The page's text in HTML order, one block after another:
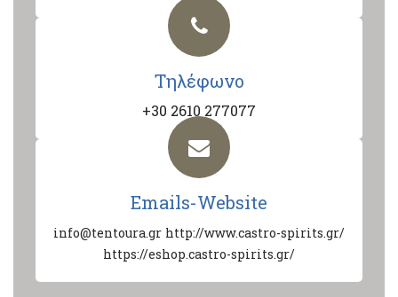
Τηλέφωνο
+30 2610 277077
Emails-Website
info@tentoura.gr http://www.castro-spirits.gr/
https://eshop.castro-spirits.gr/